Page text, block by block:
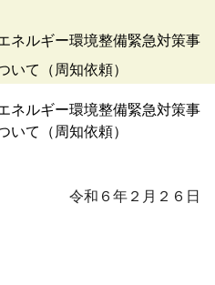
ネルギー環境整備緊急対策事
て（周知依頼）
ネルギー環境整備緊急対策事
て（周知依頼）
令和６年２月２６日